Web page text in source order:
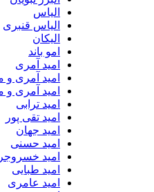
الیاس
الیاس قنبرى
الیکان
امو باند
امید آمری
امید آمری و
امید آمری و مهدی
امید ترابی
امید تقی پور
امید جهان
امید حسنی
امید خسروجردی
امید طبایی
امید عامری